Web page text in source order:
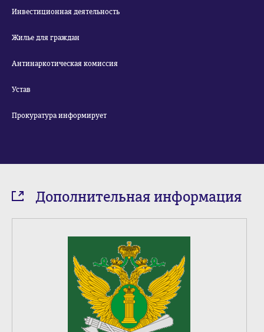
Инвестиционная деятельность
Жилье для граждан
Антинаркотическая комиссия
Устав
Прокуратура информирует
Дополнительная информация